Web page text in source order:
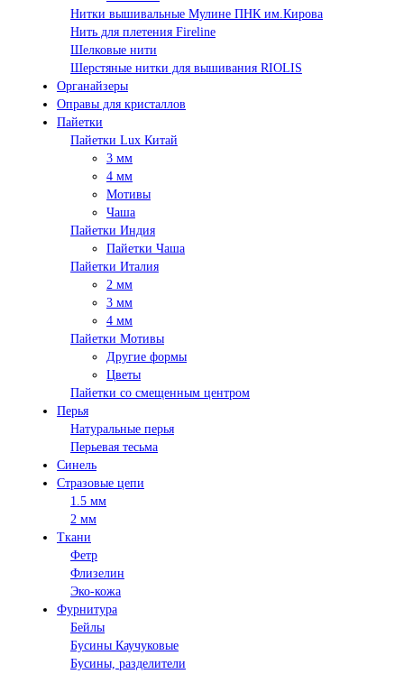
Нитки вышивальные Мулине ПНК им.Кирова
Нить для плетения Fireline
Шелковые нити
Шерстяные нитки для вышивания RIOLIS
Органайзеры
Оправы для кристаллов
Пайетки
Пайетки Lux Китай
3 мм
4 мм
Мотивы
Чаша
Пайетки Индия
Пайетки Чаша
Пайетки Италия
2 мм
3 мм
4 мм
Пайетки Мотивы
Другие формы
Цветы
Пайетки со смещенным центром
Перья
Натуральные перья
Перьевая тесьма
Синель
Стразовые цепи
1.5 мм
2 мм
Ткани
Фетр
Флизелин
Эко-кожа
Фурнитура
Бейлы
Бусины Каучуковые
Бусины, разделители